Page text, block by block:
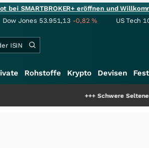
bei SMARTBROKER+ eröffnen und
Dow Jones 53.951,13 -0,82% US Tech
Rohstoffe Krypto Devisen
Schwere Seltene Erden: